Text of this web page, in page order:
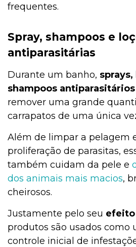
frequentes.
Spray, shampoos e
antiparasitárias
Durante um banho,
shampoos antiparasitários
remover uma grande
carrapatos de uma única
Além de limpar a pelagem
proliferação de parasitas,
também cuidam da pele e
dos animais mais macios,
cheirosos.
Justamente pelo seu
produtos são usados como
controle inicial de